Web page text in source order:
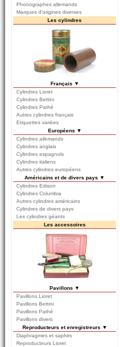
Phonographes allemands
Marques d'origines diverses
Les cylindres
Français ▼
Cylindres Lioret
Cylindres Bettini
Cylindres Pathé
Autres cylindres français
Etiquettes variées
Européens ▼
Cylindres allemands
Cylindres anglais
Cylindres espagnols
Cylindres italiens
Autres cylindres européens
Américains et de divers pays ▼
Cylindres Edison
Cylindres Columbia
Autres cylindres américains
Cylindres de divers pays
Les cylindres géants
Les accessoires
Pavillons ▼
Pavillons Lioret
Pavillons Bettini
Pavillons Pathé
Pavillons divers
Reproducteurs et enregistreurs ▼
Diaphragmes et saphirs
Reproducteurs Lioret